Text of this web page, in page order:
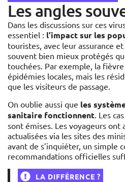
Les angles
Dans les discussions sur ces
essentiel : l’impact sur les
touristes, avec leur assurance
souvent bien mieux protégés
touchées. Par exemple, la
épidémies locales, mais les
que les visiteurs de passage.
On oublie aussi que les
sanitaire fonctionnent. Les
sont émises. Les voyageurs ont
actualisées via les sites des
avant de s’inquiéter, un simple
recommandations officielles
LA DIFFÉRENCE ?